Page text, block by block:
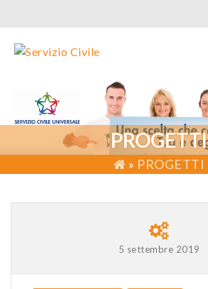
PROGETTI
» PROGETTI
5 settembre 2019